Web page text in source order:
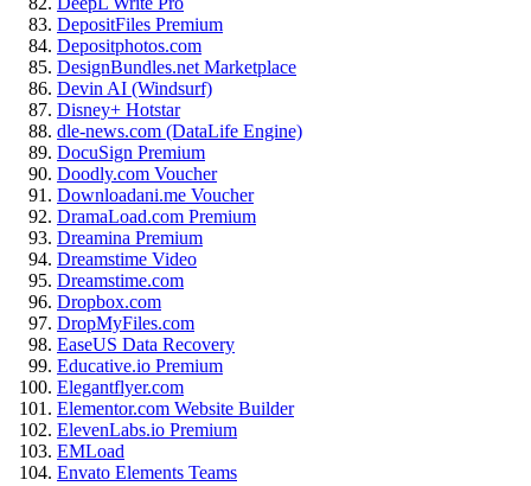
DepositFiles Premium
Depositphotos.com
DesignBundles.net Marketplace
Devin AI (Windsurf)
Disney+ Hotstar
dle-news.com (DataLife Engine)
DocuSign Premium
Doodly.com Voucher
Downloadani.me Voucher
DramaLoad.com Premium
Dreamina Premium
Dreamstime Video
Dreamstime.com
Dropbox.com
DropMyFiles.com
EaseUS Data Recovery
Educative.io Premium
Elegantflyer.com
Elementor.com Website Builder
ElevenLabs.io Premium
EMLoad
Envato Elements Teams